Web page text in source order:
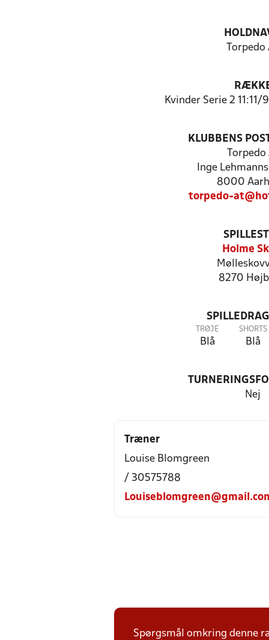
Torpedo
Kvinder Serie 2
KLUBBENS
Torpedo
Inge
8000
torpedo-
Holme
8270
TRØJE
Blå
SHORTS
Blå
Nej
Træner
Louise Blomgreen
/ 30575788
Spørgsmål omkring denne